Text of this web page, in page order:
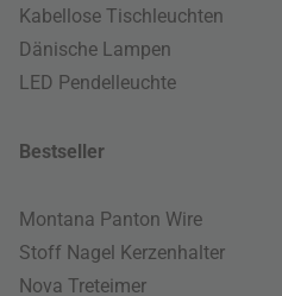
Kabellose Tischleuchten
Dänische Lampen
LED Pendelleuchte
Bestseller
Montana Panton Wire
Stoff Nagel Kerzenhalter
Nova Treteimer